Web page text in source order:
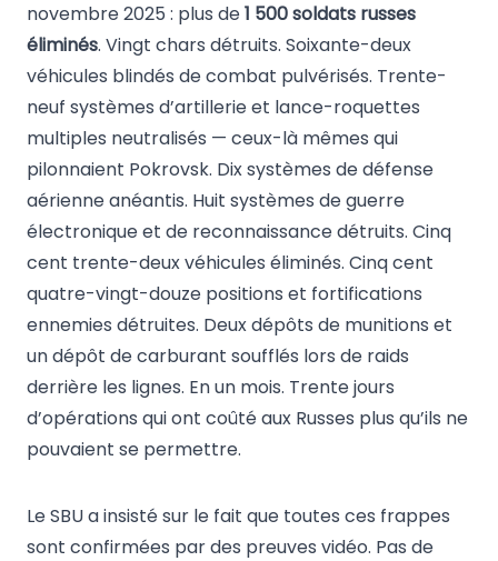
novembre 2025 : plus de1 500 soldats russes
éliminés. Vingt chars détruits. Soixante-deux
véhicules blindés de combat pulvérisés. Trente-
neuf systèmes d’artillerie et lance-roquettes
multiples neutralisés — ceux-là mêmes qui
pilonnaient Pokrovsk. Dix systèmes de défense
aérienne anéantis. Huit systèmes de guerre
électronique et de reconnaissance détruits. Cinq
cent trente-deux véhicules éliminés. Cinq cent
quatre-vingt-douze positions et fortifications
ennemies détruites. Deux dépôts de munitions et
un dépôt de carburant soufflés lors de raids
derrière les lignes. En un mois. Trente jours
d’opérations qui ont coûté aux Russes plus qu’ils ne
pouvaient se permettre.
Le SBU a insisté sur le fait que toutes ces frappes
sont confirmées par des preuves vidéo. Pas de